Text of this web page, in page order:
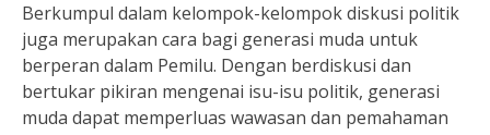
Berkumpul dalam kelompok-kelompok diskusi politik
juga merupakan cara bagi generasi muda untuk
berperan dalam Pemilu. Dengan berdiskusi dan
bertukar pikiran mengenai isu-isu politik, generasi
muda dapat memperluas wawasan dan pemahaman